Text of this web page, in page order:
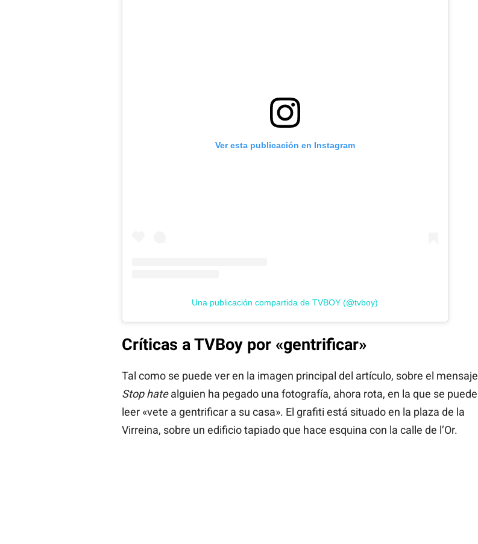
Ver esta publicación en Instagram
Una publicación compartida de TVBOY (@tvboy)
Críticas a TVBoy por «gentrificar»
Tal como se puede ver en la imagen principal del artículo, sobre el mensaje
Stop hatealguien ha pegado una fotografía, ahora rota, en la que se puede
leer «vete a gentrificar a su casa». El grafiti está situado en la plaza de la
Virreina, sobre un edificio tapiado que hace esquina con la calle de l’Or.